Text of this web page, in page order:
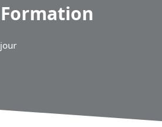
Formation
jour